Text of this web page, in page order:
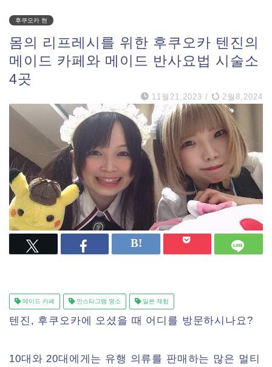
후쿠오카 현
몸의 리프레시를 위한 후쿠오카 텐진의
메이드 카페와 메이드 반사요법 시술소
4곳
11월21,2023 / 2월8,2024
메이드 카페 인스타그램 명소 일본 체험
텐진, 후쿠오카에 오셨을 때 어디를 방문하시나요?
10대와 20대에게는 유행 의류를 판매하는 많은 멀티